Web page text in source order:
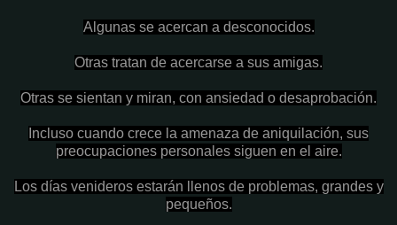
Algunas se acercan a desconocidos.
Otras tratan de acercarse a sus amigas.
Otras se sientan y miran, con ansiedad o desaprobación.
Incluso cuando crece la amenaza de aniquilación, sus
preocupaciones personales siguen en el aire.
Los días venideros estarán llenos de problemas, grandes y
pequeños.